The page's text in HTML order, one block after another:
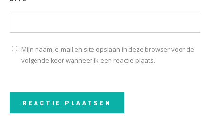
Mijn naam, e-mail en site opslaan in deze browser voor de
volgende keer wanneer ik een reactie plaats.